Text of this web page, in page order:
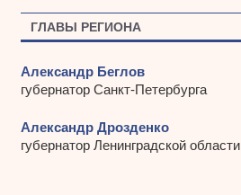
ГЛАВЫ РЕГИОНА
Александр Беглов
губернатор Санкт-Петербурга
Александр Дрозденко
губернатор Ленинградской области
ы